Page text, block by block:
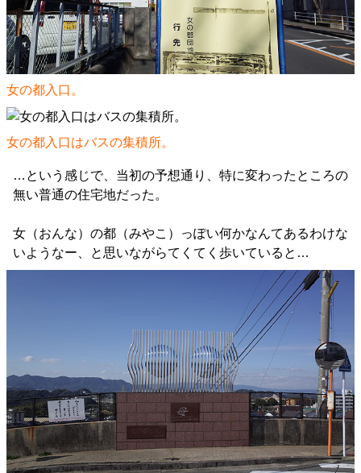
女の都入口。
女の都入口はバスの集積所。
…という感じで、当初の予想通り、特に変わったところの
無い普通の住宅地だった。
女（おんな）の都（みやこ）っぽい何かなんてあるわけな
いようなー、と思いながらてくてく歩いていると…